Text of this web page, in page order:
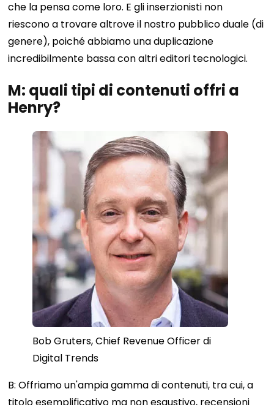
che la pensa come loro. E gli inserzionisti non
riescono a trovare altrove il nostro pubblico duale (di
genere), poiché abbiamo una duplicazione
incredibilmente bassa con altri editori tecnologici.
M: quali tipi di contenuti offri a
Henry?
Bob Gruters, Chief Revenue Officer di
Digital Trends
B: Offriamo un'ampia gamma di contenuti, tra cui, a